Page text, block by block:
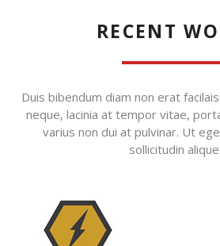
RECENT
Duis bibendum diam non erat
neque, lacinia at tempor vitae,
varius non dui at pulvinar. Ut
sollicitudin